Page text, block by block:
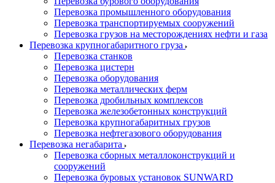
Перевозка промышленного оборудования
Перевозка транспортируемых сооружений
Перевозка грузов на месторождениях нефти и газа
Перевозка крупногабаритного груза
Перевозка станков
Перевозка цистерн
Перевозка оборудования
Перевозка металлических ферм
Перевозка дробильных комплексов
Перевозка железобетонных конструкций
Перевозка крупногабаритных грузов
Перевозка нефтегазового оборудования
Перевозка негабарита
Перевозка сборных металлоконструкций и
сооружений
Перевозка буровых установок SUNWARD